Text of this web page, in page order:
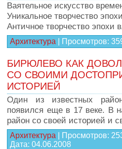
Ваятельное искусство
Уникальное творчество
Античное творчество эпохи
Архитектура Просмотров:
БИРЮЛЕВО КАК
СО СВОИМИ
ИСТОРИЕЙ
Один из известных
появился еще в 17 веке. В
район со своей историей и
Архитектура Просмотров:
Дата: 04.06.2008